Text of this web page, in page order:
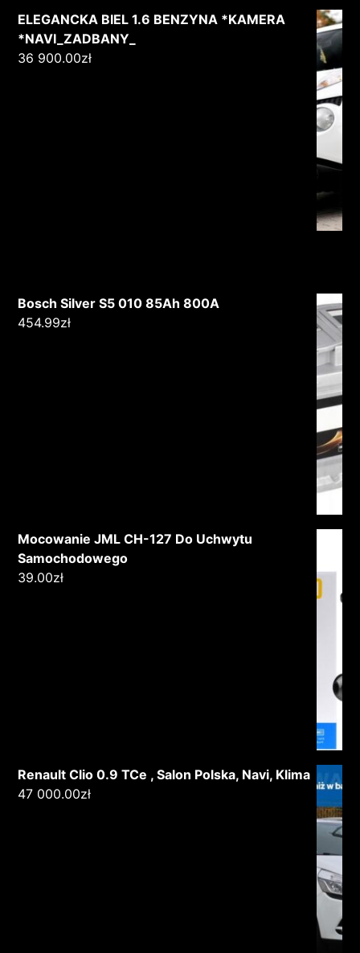
ELEGANCKA BIEL 1.6 BENZYNA *KAMERA
*NAVI_ZADBANY_
36 900.00zł
Bosch Silver S5 010 85Ah 800A
454.99zł
Mocowanie JML CH-127 Do Uchwytu
Samochodowego
39.00zł
Renault Clio 0.9 TCe , Salon Polska, Navi, Klima
47 000.00zł